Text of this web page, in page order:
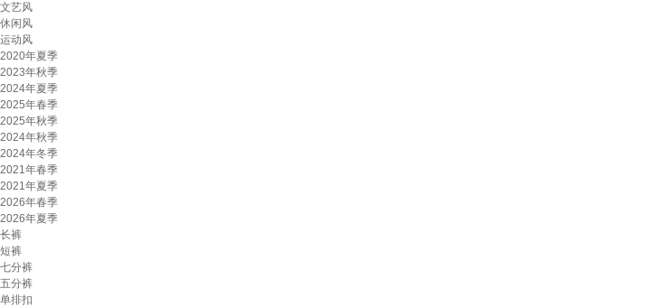
文艺风
休闲风
运动风
2020年夏季
2023年秋季
2024年夏季
2025年春季
2025年秋季
2024年秋季
2024年冬季
2021年春季
2021年夏季
2026年春季
2026年夏季
长裤
短裤
七分裤
五分裤
单排扣